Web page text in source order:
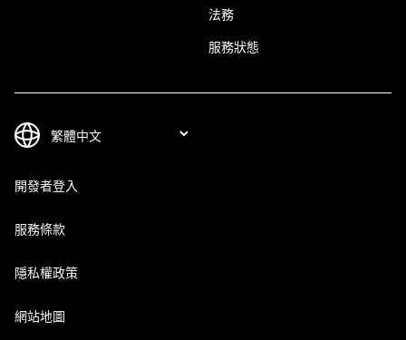
法務
服務狀態
開發者登入
服務條款
隱私權政策
網站地圖